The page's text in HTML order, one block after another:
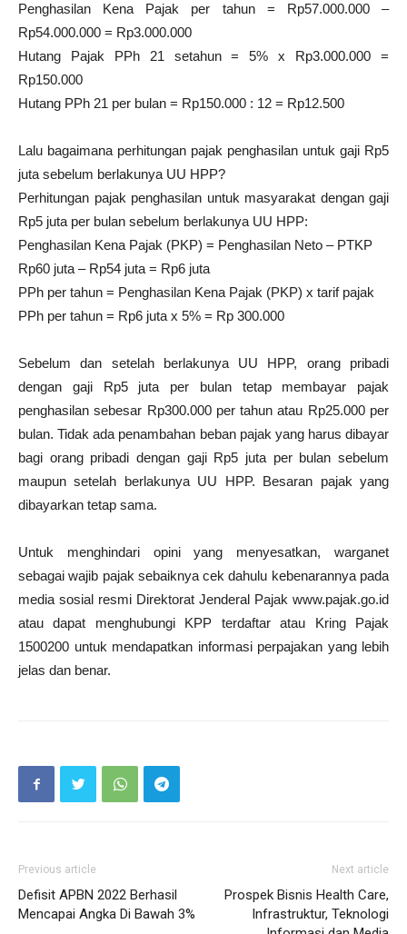
Penghasilan Kena Pajak per tahun = Rp57.000.000 –
Rp54.000.000 = Rp3.000.000
Hutang Pajak PPh 21 setahun = 5% x Rp3.000.000 =
Rp150.000
Hutang PPh 21 per bulan = Rp150.000 : 12 = Rp12.500
Lalu bagaimana perhitungan pajak penghasilan untuk gaji Rp5
juta sebelum berlakunya UU HPP?
Perhitungan pajak penghasilan untuk masyarakat dengan gaji
Rp5 juta per bulan sebelum berlakunya UU HPP:
Penghasilan Kena Pajak (PKP) = Penghasilan Neto – PTKP
Rp60 juta – Rp54 juta = Rp6 juta
PPh per tahun = Penghasilan Kena Pajak (PKP) x tarif pajak
PPh per tahun = Rp6 juta x 5% = Rp 300.000
Sebelum dan setelah berlakunya UU HPP, orang pribadi
dengan gaji Rp5 juta per bulan tetap membayar pajak
penghasilan sebesar Rp300.000 per tahun atau Rp25.000 per
bulan. Tidak ada penambahan beban pajak yang harus dibayar
bagi orang pribadi dengan gaji Rp5 juta per bulan sebelum
maupun setelah berlakunya UU HPP. Besaran pajak yang
dibayarkan tetap sama.
Untuk menghindari opini yang menyesatkan, warganet
sebagai wajib pajak sebaiknya cek dahulu kebenarannya pada
media sosial resmi Direktorat Jenderal Pajak www.pajak.go.id
atau dapat menghubungi KPP terdaftar atau Kring Pajak
1500200 untuk mendapatkan informasi perpajakan yang lebih
jelas dan benar.
Previous article
Defisit APBN 2022 Berhasil
Mencapai Angka Di Bawah 3%
Next article
Prospek Bisnis Health Care,
Infrastruktur, Teknologi